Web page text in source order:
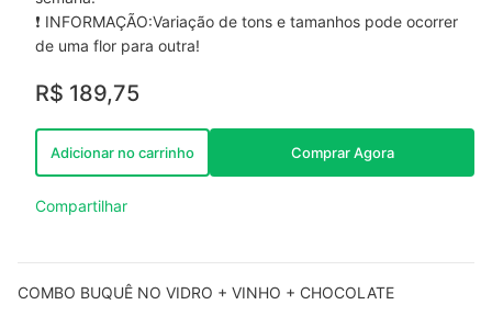
❗ INFORMAÇÃO:Variação de tons e tamanhos pode ocorrer
de uma flor para outra!
R$ 189,75
Adicionar no carrinho Comprar Agora
Compartilhar
COMBO BUQUÊ NO VIDRO + VINHO + CHOCOLATE